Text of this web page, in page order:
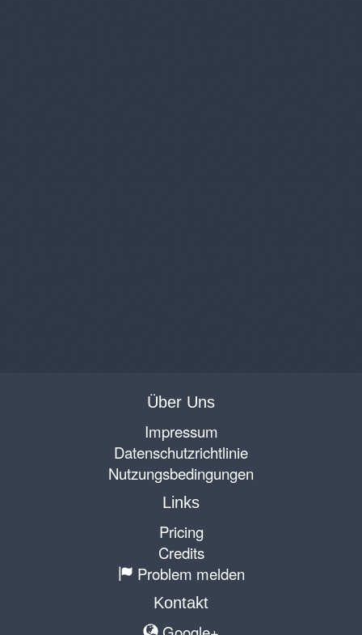
Über Uns
Impressum
Datenschutzrichtlinie
Nutzungsbedingungen
Links
Pricing
Credits
Problem melden
Kontakt